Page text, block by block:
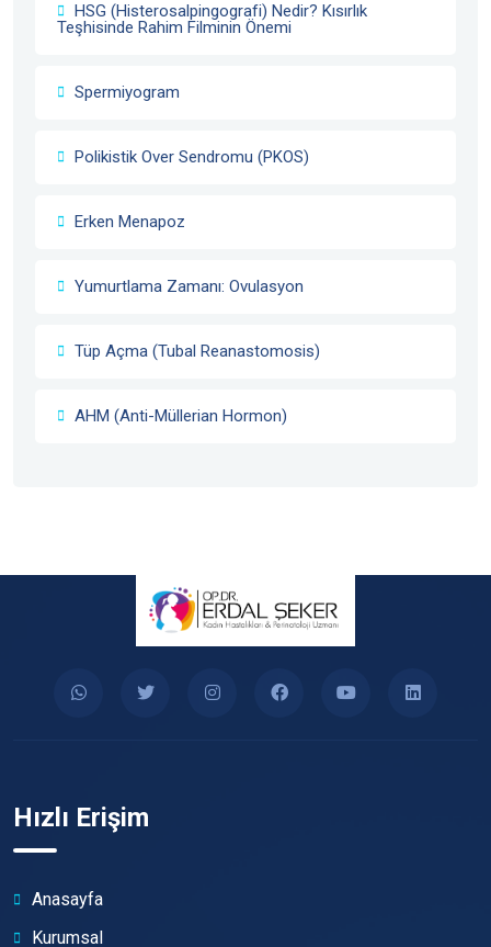
HSG (Histerosalpingografi) Nedir? Kısırlık
Teşhisinde Rahim Filminin Önemi
Spermiyogram
Polikistik Over Sendromu (PKOS)
Erken Menapoz
Yumurtlama Zamanı: Ovulasyon
Tüp Açma (Tubal Reanastomosis)
AHM (Anti-Müllerian Hormon)
Hızlı Erişim
Anasayfa
Kurumsal